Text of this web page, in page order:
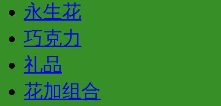
永生花
巧克力
礼品
花加组合